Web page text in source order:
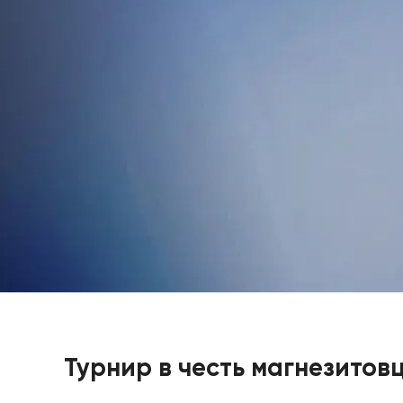
Турнир в честь